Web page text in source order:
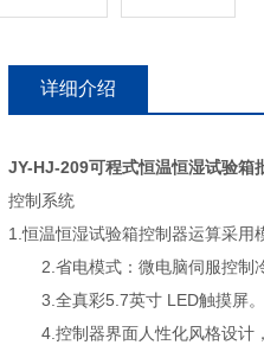
详细介绍
JY-HJ-209可程式恒温恒湿试验箱
控制系统
1.恒温恒湿试验箱控制器运算采
2.省电模式：微电脑伺服控制冷
3.全真彩5.7英寸 LED触摸屏。
4.控制器界面人性化风格设计，